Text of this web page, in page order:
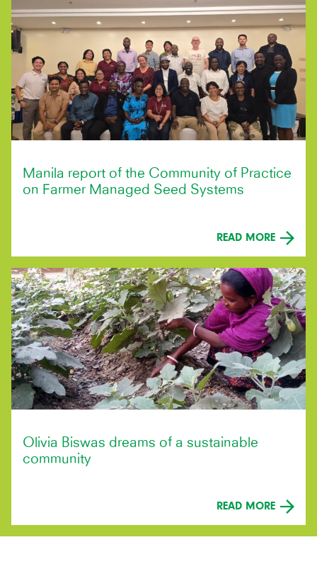
Manila report of the Community of Practice
on Farmer Managed Seed Systems
READ MORE
Olivia Biswas dreams of a sustainable
community
READ MORE